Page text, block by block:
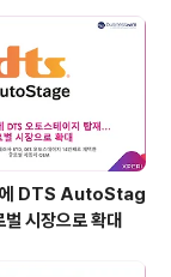
에 DTS AutoStag
시장으로 확대